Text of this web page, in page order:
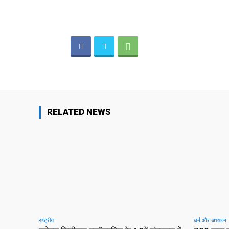
RELATED NEWS
राष्ट्रीय धर्म और अध्यात्म